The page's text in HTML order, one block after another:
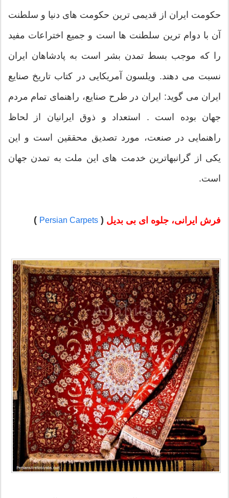
حکومت ایران از قدیمی ترین حکومت های دنیا و سلطنت
آن با دوام ترین سلطنت ها است و جمیع اختراعات مفید
را که موجب بسط تمدن بشر است به پادشاهان ایران
نسبت می دهند. ویلسون آمریکایی در کتاب تاریخ صنایع
ایران می گوید: ایران در طرح صنایع، راهنمای تمام مردم
جهان بوده است . استعداد و ذوق ایرانیان از لحاظ
راهنمایی در صنعت، مورد تصدیق محققین است و این
یکی از گرانبهاترین خدمت های این ملت به تمدن جهان
است.
فرش ایرانی، جلوه ای بی بدیل (
Persian Carpets
)